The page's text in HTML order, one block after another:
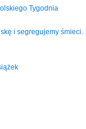
Tygodnia
i segregujemy śmieci.